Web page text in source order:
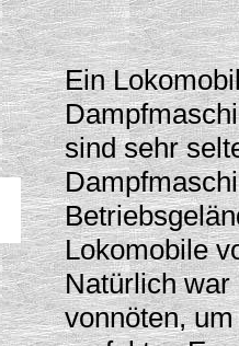
Ein
sind sehr
Lokomobile
Natürlich war
vonnöten,